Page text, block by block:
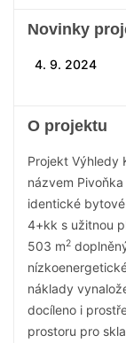
Novinky
4. 9. 2024
O projektu
Projekt Výhledy
názvem
identické
4+kk s užitnou
503 m2
náklady
docíleno i
prostoru pro